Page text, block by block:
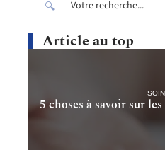
Article au top
5 choses à savoir sur